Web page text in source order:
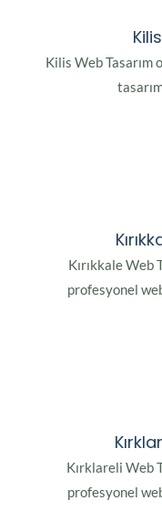
Kilis Web
Kırıkkale Web
profesyonel
Kırklareli Web
profesyonel